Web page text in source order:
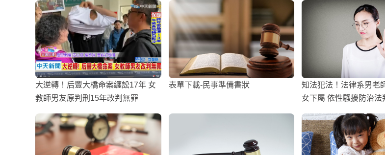
大逆轉！后豐大橋命案纏訟17年 女
教師男友原判刑15年改判無罪
表單下載-民事準備書狀
知法犯法！法律系男老
女下屬 依性騷擾防治法